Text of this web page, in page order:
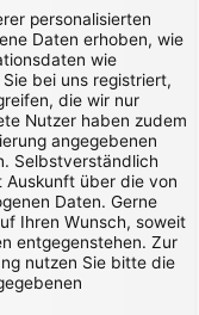
personalisierten
Daten erhoben, wie
wie
bei uns registriert,
die wir nur
Nutzer haben zudem
angegebenen
Selbstverständlich
Auskunft über die von
Daten. Gerne
Ihren Wunsch, soweit
entgegenstehen. Zur
nutzen Sie bitte die